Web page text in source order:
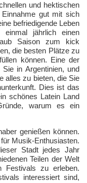
und hektischen
gut mit sich
befriedigende Leben
einmal jährlich einen
Saison zum kick
die besten Plätze zu
können. Eine der
in Argentinien, und
alles zu bieten, die Sie
Dies ist das
schönes Latein Land
warum es ein
genießen können.
Musik-Enthusiasten.
Stadt jedes Jahr
Teilen der Welt
Festivals zu erleben.
interessiert sind,